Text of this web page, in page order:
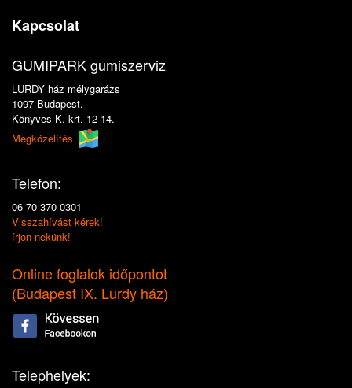
Kapcsolat
GUMIPARK gumiszerviz
LURDY ház mélygarázs
1097 Budapest,
Könyves K. krt. 12-14.
Megközelítés
Telefon:
06 70 370 0301
Visszahívást kérek!
írjon nekünk!
Online foglalok időpontot
(Budapest IX. Lurdy ház)
Telephelyek: